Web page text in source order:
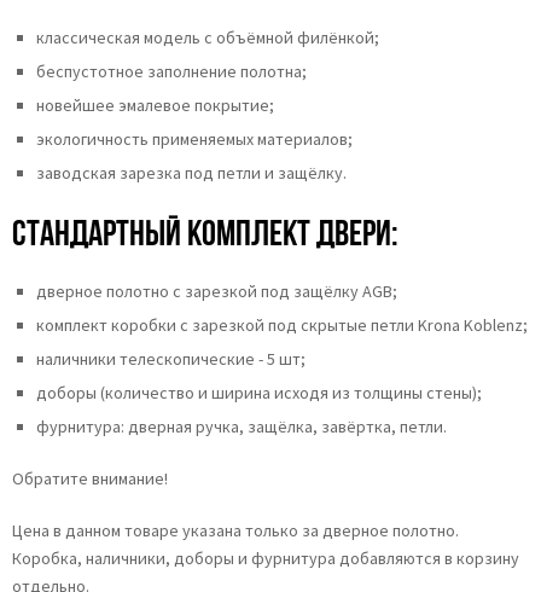
классическая модель с объёмной филёнкой;
беспустотное заполнение полотна;
новейшее эмалевое покрытие;
экологичность применяемых материалов;
заводская зарезка под петли и защёлку.
Стандартный комплект двери:
дверное полотно с зарезкой под защёлку AGB;
комплект коробки с зарезкой под скрытые петли Krona Koblenz;
наличники телескопические - 5 шт;
доборы (количество и ширина исходя из толщины стены);
фурнитура: дверная ручка, защёлка, завёртка, петли.
Обратите внимание!
Цена в данном товаре указана только за дверное полотно.
Коробка, наличники, доборы и фурнитура добавляются в корзину
отдельно.